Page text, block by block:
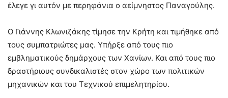
έλεγε γι αυτόν με περηφάνια ο αείμνηστος Παναγούλης.
Ο Γιάννης Κλωνιζάκης τίμησε την Κρήτη και τιμήθηκε από
τους συμπατριώτες μας. Υπήρξε από τους πιο
εμβληματικούς δημάρχους των Χανίων. Και από τους πιο
δραστήριους συνδικαλιστές στον χώρο των πολιτικών
μηχανικών και του Τεχνικού επιμελητηρίου.